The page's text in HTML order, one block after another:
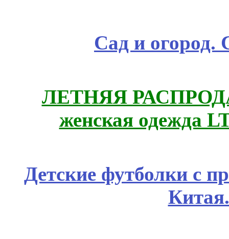
Сад и огород.
ЛЕТНЯЯ
женская одежда
Детские футболки с